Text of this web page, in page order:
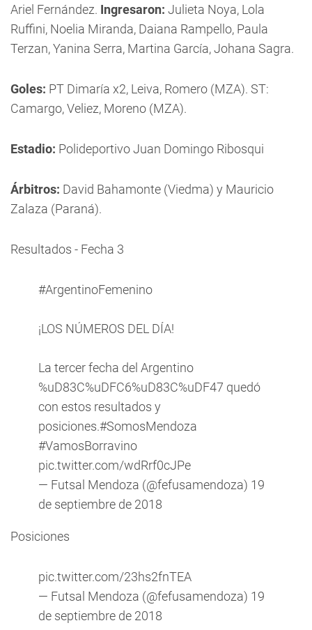
Ariel Fernández. Ingresaron: Julieta Noya, Lola
Ruffini, Noelia Miranda, Daiana Rampello, Paula
Terzan, Yanina Serra, Martina García, Johana Sagra.
Goles: PT Dimaría x2, Leiva, Romero (MZA). ST:
Camargo, Veliez, Moreno (MZA).
Estadio: Polideportivo Juan Domingo Ribosqui
Árbitros: David Bahamonte (Viedma) y Mauricio
Zalaza (Paraná).
Resultados - Fecha 3
#ArgentinoFemenino
¡LOS NÚMEROS DEL DÍA!
La tercer fecha del Argentino
%uD83C%uDFC6%uD83C%uDF47 quedó
con estos resultados y
posiciones.#SomosMendoza
#VamosBorravino
pic.twitter.com/wdRrf0cJPe
— Futsal Mendoza (@fefusamendoza) 19
de septiembre de 2018
Posiciones
pic.twitter.com/23hs2fnTEA
— Futsal Mendoza (@fefusamendoza) 19
de septiembre de 2018